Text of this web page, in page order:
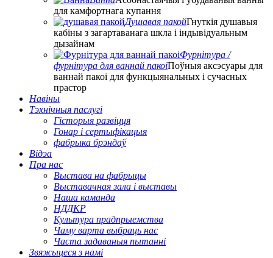
для камфортнага купання
Душавая пакойГнуткія душавыя
кабіны з загартаванага шкла і індывідуальным
дызайнам
Фурнітура /
фурнітура для ваннай пакоіПоўныя аксэсуары для
ваннай пакоі для функцыянальных і сучасных
прастор
Навіны
Тэхнічныя паслугі
Гісторыя развіцця
Гонар і сертыфікацыя
фабрыка брэндаў
Відэа
Пра нас
Выстава на фабрыцы
Выставачная зала і выставы
Наша каманда
НДДКР
Культура прадпрыемства
Чаму варта выбраць нас
Часта задаваныя пытанні
Звяжыцеся з намі